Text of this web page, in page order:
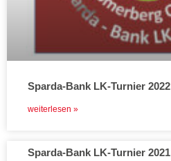
Sparda-Bank LK-Turnier 2022
weiterlesen »
Sparda-Bank LK-Turnier 2021